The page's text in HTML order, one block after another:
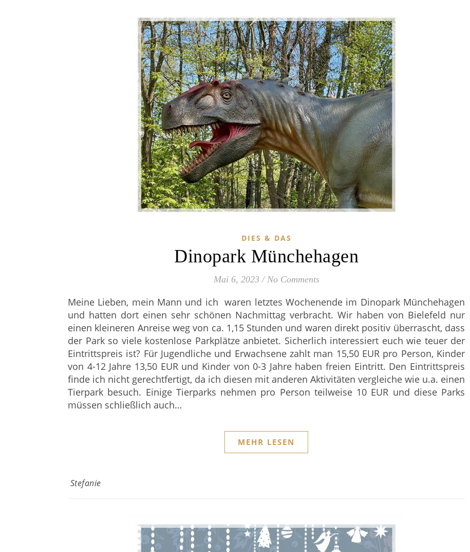
DIES & DAS
Dinopark Münchehagen
Mai 6, 2023 / No Comments
Meine Lieben, mein Mann und ich waren letztes Wochenende im Dinopark Münchehagen
und hatten dort einen sehr schönen Nachmittag verbracht. Wir haben von Bielefeld nur
einen kleineren Anreise weg von ca. 1,15 Stunden und waren direkt positiv überrascht, dass
der Park so viele kostenlose Parkplätze anbietet. Sicherlich interessiert euch wie teuer der
Eintrittspreis ist? Für Jugendliche und Erwachsene zahlt man 15,50 EUR pro Person, Kinder
von 4-12 Jahre 13,50 EUR und Kinder von 0-3 Jahre haben freien Eintritt. Den Eintrittspreis
finde ich nicht gerechtfertigt, da ich diesen mit anderen Aktivitäten vergleiche wie u.a. einen
Tierpark besuch. Einige Tierparks nehmen pro Person teilweise 10 EUR und diese Parks
müssen schließlich auch…
MEHR LESEN
Stefanie